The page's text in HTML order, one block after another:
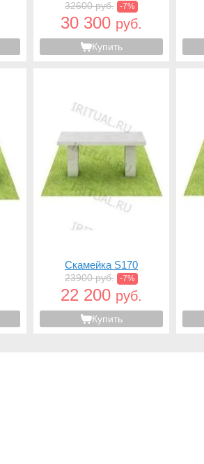
32600 руб. -7%
30 300 руб.
Купить
Скамейка S170
23900 руб. -7%
22 200 руб.
Купить